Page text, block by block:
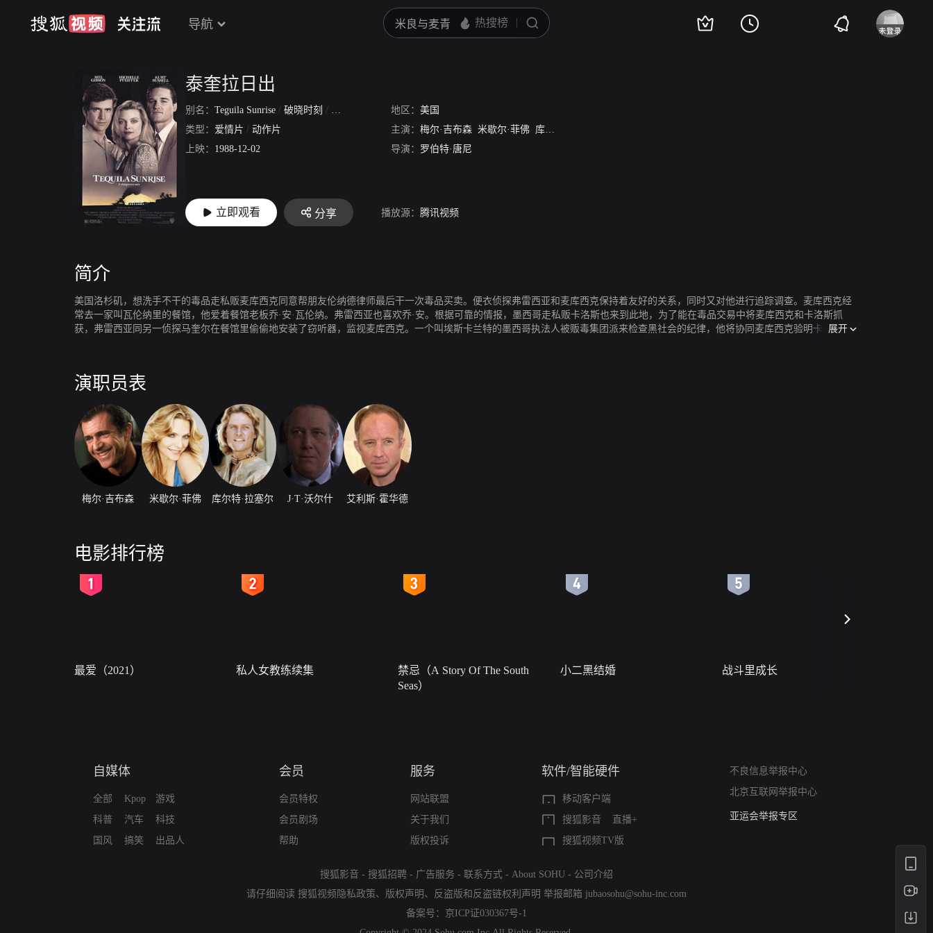
导航
泰奎拉日出
别名： Teguila Sunrise / 破晓时刻 / 黎明霹雳火 地区： 美国
类型： 爱情片 / 动作片 主演： 梅尔·吉布森 米歇尔·菲佛 库尔特·拉塞尔
上映： 1988-12-02 导演： 罗伯特·唐尼
立即观看 分享 播放源： 腾讯视频
简介
美国洛杉矶，想洗手不干的毒品走私贩麦库西克同意帮朋友伦纳德律师最后干一次毒品买卖。便衣侦探弗雷西亚和麦库西克保持着友好的关系，同时又对他进行追踪调查。麦库西克经
常去一家叫瓦伦纳里的餐馆，他爱着餐馆老板乔·安·瓦伦纳。弗雷西亚也喜欢乔·安。根据可靠的情报，墨西哥走私贩卡洛斯也来到此地，为了能在毒品交易中将麦库西克和卡洛斯抓
获，弗雷西亚同另一侦探马奎尔在餐馆里偷偷地安装了窃听器，监视麦库西克。一个叫埃斯卡兰特的墨西哥执法人被贩毒集团派来检查黑社会的纪律，他将协同麦库西克验明卡洛斯的
展开
演职员表
梅尔·吉布森 米歇尔·菲佛 库尔特·拉塞尔 J·T·沃尔什 艾利斯·霍华德
电影排行榜
最爱（2021） 私人女教练续集
禁忌（A Story Of The South
Seas）
小二黑结婚 战斗里成长
自媒体
全部
科普
国风
Kpop
汽车
搞笑
游戏
科技
出品人
会员
会员特权
会员剧场
帮助
服务
网站联盟
关于我们
版权投诉
软件/智能硬件
移动客户端
搜狐影音
直播+
搜狐视频TV版
不良信息举报中心
北京互联网举报中心
算法推荐专项举报
亚运会举报专区
搜狐影音 - 搜狐招聘 - 广告服务 - 联系方式 - About SOHU - 公司介绍
请仔细阅读 搜狐视频隐私政策、 版权声明 、 反盗版和反盗链权利声明 举报邮箱 jubaosohu@sohu-inc.com
备案号： 京ICP证030367号-1